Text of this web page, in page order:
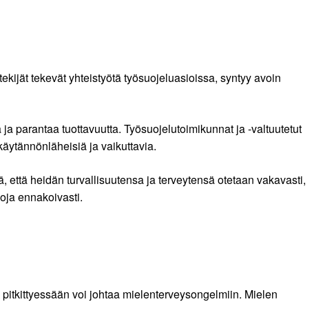
tekevät yhteistyötä työsuojeluasioissa, syntyy avoin
parantaa tuottavuutta. Työsuojelutoimikunnat ja -valtuutetut
ja vaikuttavia.
heidän turvallisuutensa ja terveytensä otetaan vakavasti,
ennakoivasti.
voi johtaa mielenterveysongelmiin. Mielen